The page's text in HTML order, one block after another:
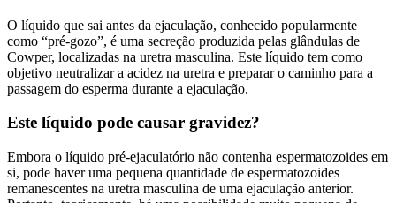
O líquido que sai antes da ejaculação, conhecido popularmente
como “pré-gozo”, é uma secreção produzida pelas glândulas de
Cowper, localizadas na uretra masculina. Este líquido tem como
objetivo neutralizar a acidez na uretra e preparar o caminho para a
passagem do esperma durante a ejaculação.
Este líquido pode causar gravidez?
Embora o líquido pré-ejaculatório não contenha espermatozoides em
si, pode haver uma pequena quantidade de espermatozoides
remanescentes na uretra masculina de uma ejaculação anterior.